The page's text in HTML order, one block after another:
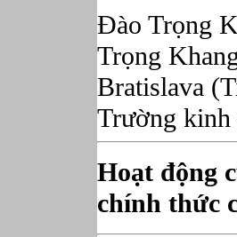
Đào Trọng
Trọng
Bratislava
Trường
Hoạt động
chính thức